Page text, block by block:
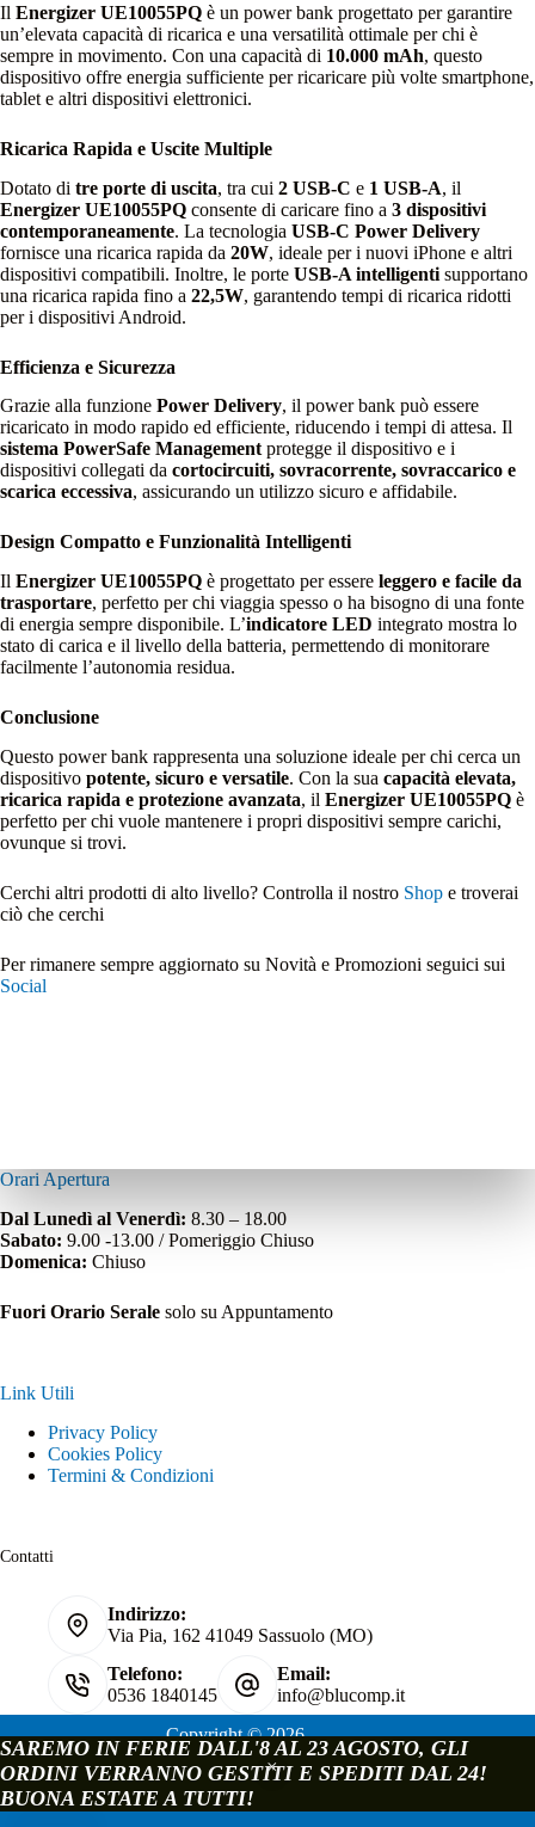
SAREMO IN FERIE DALL'8 AL 23 AGOSTO, GLI
ORDINI VERRANNO GESTITI E SPEDITI DAL 24!
BUONA ESTATE A TUTTI!
Il Energizer UE10055PQ è un power bank progettato per garantire
un’elevata capacità di ricarica e una versatilità ottimale per chi è
sempre in movimento. Con una capacità di 10.000 mAh, questo
dispositivo offre energia sufficiente per ricaricare più volte smartphone,
tablet e altri dispositivi elettronici.
Ricarica Rapida e Uscite Multiple
Dotato di tre porte di uscita, tra cui 2 USB-C e 1 USB-A, il
Energizer UE10055PQ consente di caricare fino a 3 dispositivi
contemporaneamente. La tecnologia USB-C Power Delivery
fornisce una ricarica rapida da 20W, ideale per i nuovi iPhone e altri
dispositivi compatibili. Inoltre, le porte USB-A intelligenti supportano
una ricarica rapida fino a 22,5W, garantendo tempi di ricarica ridotti
per i dispositivi Android.
Efficienza e Sicurezza
Grazie alla funzione Power Delivery, il power bank può essere
ricaricato in modo rapido ed efficiente, riducendo i tempi di attesa. Il
sistema PowerSafe Management protegge il dispositivo e i
dispositivi collegati da cortocircuiti, sovracorrente, sovraccarico e
scarica eccessiva, assicurando un utilizzo sicuro e affidabile.
Design Compatto e Funzionalità Intelligenti
Il Energizer UE10055PQ è progettato per essere leggero e facile da
trasportare, perfetto per chi viaggia spesso o ha bisogno di una fonte
di energia sempre disponibile. L’indicatore LED integrato mostra lo
stato di carica e il livello della batteria, permettendo di monitorare
facilmente l’autonomia residua.
Conclusione
Questo power bank rappresenta una soluzione ideale per chi cerca un
dispositivo potente, sicuro e versatile. Con la sua capacità elevata,
ricarica rapida e protezione avanzata, il Energizer UE10055PQ è
perfetto per chi vuole mantenere i propri dispositivi sempre carichi,
ovunque si trovi.
Cerchi altri prodotti di alto livello? Controlla il nostro Shop e troverai
ciò che cerchi
Per rimanere sempre aggiornato su Novità e Promozioni seguici sui
Social
Orari Apertura
Dal Lunedì al Venerdì: 8.30 – 18.00
Sabato: 9.00 -13.00 / Pomeriggio Chiuso
Domenica: Chiuso
Fuori Orario Serale solo su Appuntamento
Link Utili
Privacy Policy
Cookies Policy
Termini & Condizioni
Contatti
Indirizzo:
Via Pia, 162 41049 Sassuolo (MO)
Telefono:
0536 1840145
Email:
info@blucomp.it
Copyright © 2026
Blucomp Snc di Padovani Matteo e c.
P.IVA e C.F. 02241070362
Via Pia, 162 - 41049 Sassuolo - Modena